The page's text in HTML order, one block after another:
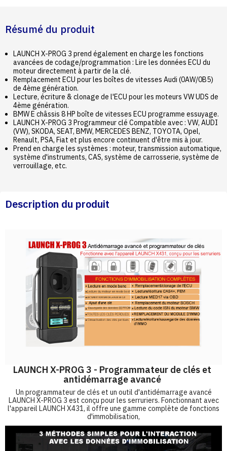
Résumé du produit
LAUNCH X-PROG 3 prend également en charge les fonctions
avancées de codage/programmation : Lire les données ECU du
moteur directement à partir de la clé.
Remplacement ECU pour les boîtes de vitesses Audi (0AW/0B5)
de 4ème génération.
Lecture, écriture & clonage de l'ECU pour les moteurs VW UDS de
4ème génération.
BMW E châssis 8 HP boîte de vitesses ECU programme essuyage.
LAUNCH X-PROG 3 Programmeur clé Compatible avec : VW, AUDI
(VW), SKODA, SEAT, BMW, MERCEDES BENZ, TOYOTA, Opel,
Renault, PSA, Fiat et plus encore continuent d'être mis à jour.
Prend en charge les systèmes : moteur, transmission automatique,
système d'instruments, CAS, système de carrosserie, système de
verrouillage, etc.
Description du produit
LAUNCH X-PROG 3 - Programmateur de clés et
antidémarrage avancé
Un programmateur de clés et un outil d'antidémarrage avancé
LAUNCH X-PROG 3 est conçu pour les serruriers. Fonctionnant avec
l'appareil LAUNCH X431, il offre une gamme complète de fonctions
d'immobilisation,